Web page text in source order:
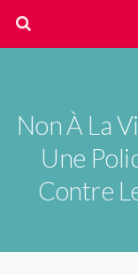
Non À La
Une
Contre